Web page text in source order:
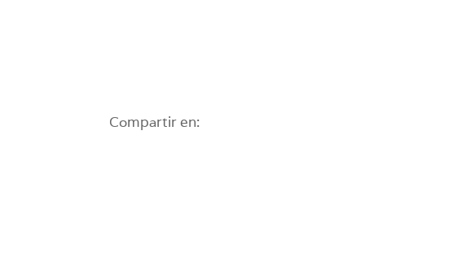
Compartir en: